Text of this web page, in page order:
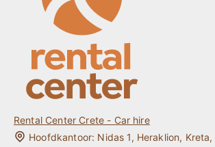
Kreta Auto Huren Zonder Kredietkaart
Jonge Bestuurder / Studentenauto Huren Kreta
One way Auto Huren Kreta
Veel gestelde vragen
Contact
Kreta Reisgids
Mijn Reservering
Rental Center Crete - Car hire
Hoofdkantoor: Nidas 1, Heraklion, Kreta,